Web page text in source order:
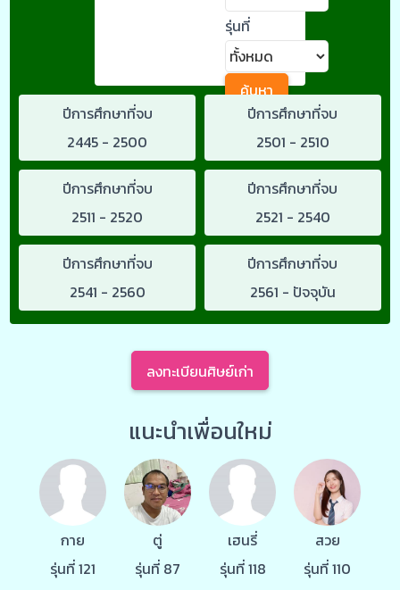
รุ่นที่
ค้นหา
ปีการศึกษาที่จบ
2445 - 2500
ปีการศึกษาที่จบ
2501 - 2510
ปีการศึกษาที่จบ
2511 - 2520
ปีการศึกษาที่จบ
2521 - 2540
ปีการศึกษาที่จบ
2541 - 2560
ปีการศึกษาที่จบ
2561 - ปัจจุบัน
ลงทะเบียนศิษย์เก่า
แนะนำเพื่อนใหม่
กาย
รุ่นที่ 121
ตู่
รุ่นที่ 87
เฮนรี่
รุ่นที่ 118
สวย
รุ่นที่ 110